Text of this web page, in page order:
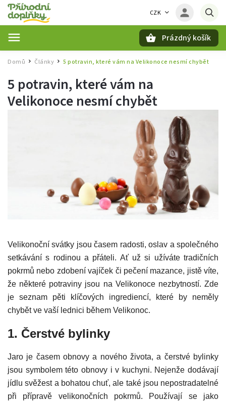
CZK
Prázdný košík
Domů / Články / 5 potravin, které vám na Velikonoce nesmí chybět
5 potravin, které vám na
Velikonoce nesmí chybět
Velikonoční svátky jsou časem radosti, oslav a společného
setkávání s rodinou a přáteli. Ať už si užíváte tradičních
pokrmů nebo zdobení vajíček či pečení mazance, jistě víte,
že některé potraviny jsou na Velikonoce nezbytností. Zde
je seznam pěti klíčových ingrediencí, které by neměly
chybět ve vaší lednici během Velikonoc.
1. Čerstvé bylinky
Jaro je časem obnovy a nového života, a čerstvé bylinky
jsou symbolem této obnovy i v kuchyni. Nejenže dodávají
jídlu svěžest a bohatou chuť, ale také jsou nepostradatelné
při přípravě velikonočních pokrmů. Používají se jako